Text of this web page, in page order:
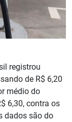
registrou
de R$ 6,20
médio do
6,30, contra os
dados são do